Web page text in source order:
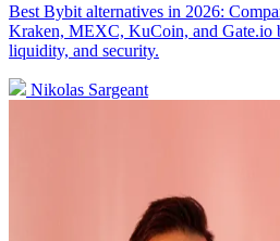
Best Bybit alternatives in 2026:
Kraken, MEXC, KuCoin, and Gate.io
liquidity, and security.
Nikolas Sargeant